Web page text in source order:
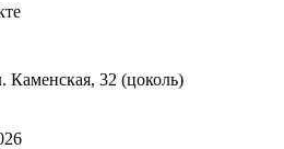
Каменская, 32 (цоколь)